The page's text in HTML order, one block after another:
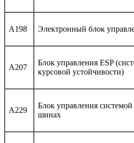
A198 Электронный блок
A207
Блок управления ESP
курсовой устойчивости)
A229
Блок управления
шинах